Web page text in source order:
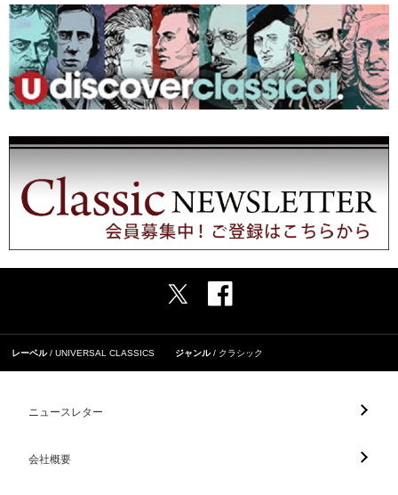
レーベル UNIVERSAL CLASSICS ジャンル クラシック
ニュースレター
会社概要